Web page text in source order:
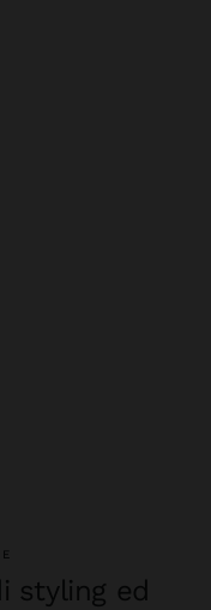
styling ed